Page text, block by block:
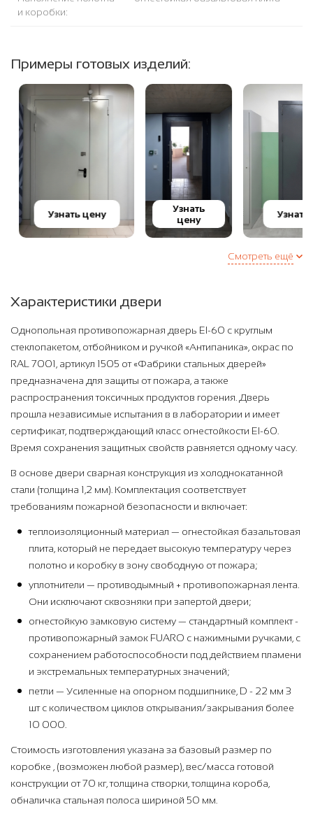
и коробки:
Примеры готовых изделий:
Узнать цену
Узнать
цену
Узнать
Смотреть ещё
Характеристики двери
Однопольная противопожарная дверь EI-60 с круглым
стеклопакетом, отбойником и ручкой «Антипаника», окрас по
RAL 7001, артикул 1505 от «Фабрики стальных дверей»
предназначена для защиты от пожара, а также
распространения токсичных продуктов горения. Дверь
прошла независимые испытания в в лаборатории и имеет
сертификат, подтверждающий класс огнестойкости EI-60.
Время сохранения защитных свойств равняется одному часу.
В основе двери сварная конструкция из холоднокатанной
стали (толщина 1,2 мм). Комплектация соответствует
требованиям пожарной безопасности и включает:
теплоизоляционный материал — огнестойкая базальтовая
плита, который не передает высокую температуру через
полотно и коробку в зону свободную от пожара;
уплотнители — противодымный + противопожарная лента.
Они исключают сквозняки при запертой двери;
огнестойкую замковую систему — стандартный комплект -
противопожарный замок FUARO с нажимными ручками, с
сохранением работоспособности под действием пламени
и экстремальных температурных значений;
петли — Усиленные на опорном подшипнике, D - 22 мм 3
шт с количеством циклов открывания/закрывания более
10 000.
Стоимость изготовления указана за базовый размер по
коробке , (возможен любой размер), вес/масса готовой
конструкции от 70 кг, толщина створки, толщина короба,
обналичка стальная полоса шириной 50 мм.